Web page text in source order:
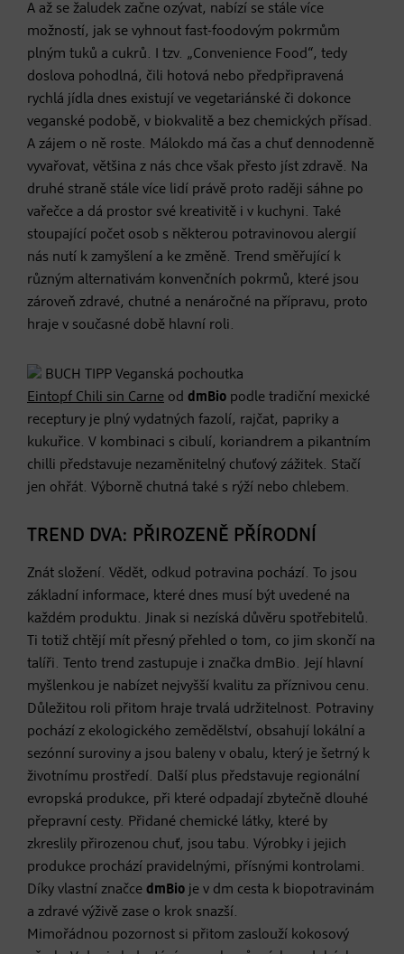
A až se žaludek začne ozývat, nabízí se stále více
možností, jak se vyhnout fast-foodovým pokrmům
plným tuků a cukrů. I tzv. „Convenience Food“, tedy
doslova pohodlná, čili hotová nebo předpřipravená
rychlá jídla dnes existují ve vegetariánské či dokonce
veganské podobě, v biokvalitě a bez chemických přísad.
A zájem o ně roste. Málokdo má čas a chuť dennodenně
vyvařovat, většina z nás chce však přesto jíst zdravě. Na
druhé straně stále více lidí právě proto raději sáhne po
vařečce a dá prostor své kreativitě i v kuchyni. Také
stoupající počet osob s některou potravinovou alergií
nás nutí k zamyšlení a ke změně. Trend směřující k
různým alternativám konvenčních pokrmů, které jsou
zároveň zdravé, chutné a nenáročné na přípravu, proto
hraje v současné době hlavní roli.
BUCH TIPP Veganská pochoutka
Eintopf Chili sin Carne od dmBio podle tradiční mexické
receptury je plný vydatných fazolí, rajčat, papriky a
kukuřice. V kombinaci s cibulí, koriandrem a pikantním
chilli představuje nezaměnitelný chuťový zážitek. Stačí
jen ohřát. Výborně chutná také s rýží nebo chlebem.
TREND DVA: PŘIROZENĚ PŘÍRODNÍ
Znát složení. Vědět, odkud potravina pochází. To jsou
základní informace, které dnes musí být uvedené na
každém produktu. Jinak si nezíská důvěru spotřebitelů.
Ti totiž chtějí mít přesný přehled o tom, co jim skončí na
talíři. Tento trend zastupuje i značka dmBio. Její hlavní
myšlenkou je nabízet nejvyšší kvalitu za příznivou cenu.
Důležitou roli přitom hraje trvalá udržitelnost. Potraviny
pochází z ekologického zemědělství, obsahují lokální a
sezónní suroviny a jsou baleny v obalu, který je šetrný k
životnímu prostředí. Další plus představuje regionální
evropská produkce, při které odpadají zbytečně dlouhé
přepravní cesty. Přidané chemické látky, které by
zkreslily přirozenou chuť, jsou tabu. Výrobky i jejich
produkce prochází pravidelnými, přísnými kontrolami.
Díky vlastní značce dmBio je v dm cesta k biopotravinám
a zdravé výživě zase o krok snazší.
Mimořádnou pozornost si přitom zaslouží kokosový